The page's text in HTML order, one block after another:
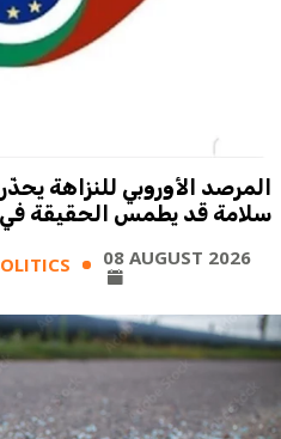
المرصد الأوروبي للنزاهة
سلامة قد يطمس الحقيقة في
08 AUGUST 2026